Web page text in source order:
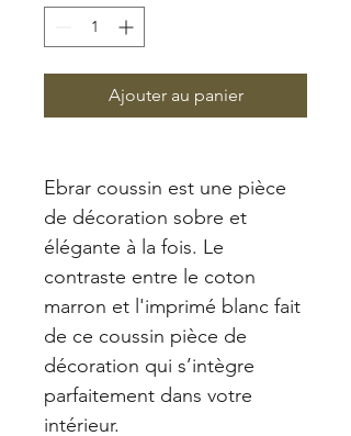
Ajouter au panier
Ebrar coussin est une pièce
de décoration sobre et
élégante à la fois. Le
contraste entre le coton
marron et l'imprimé blanc fait
de ce coussin pièce de
décoration qui s’intègre
parfaitement dans votre
intérieur.